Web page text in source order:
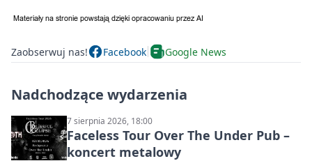
Zaobserwuj nas! Facebook Google News
Nadchodzące wydarzenia
7 sierpnia 2026, 18:00
Faceless Tour Over The Under Pub –
koncert metalowy